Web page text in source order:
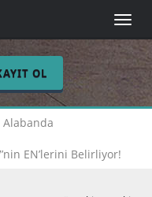
Toggle
OL
Alabanda
EN’lerini Belirliyor!